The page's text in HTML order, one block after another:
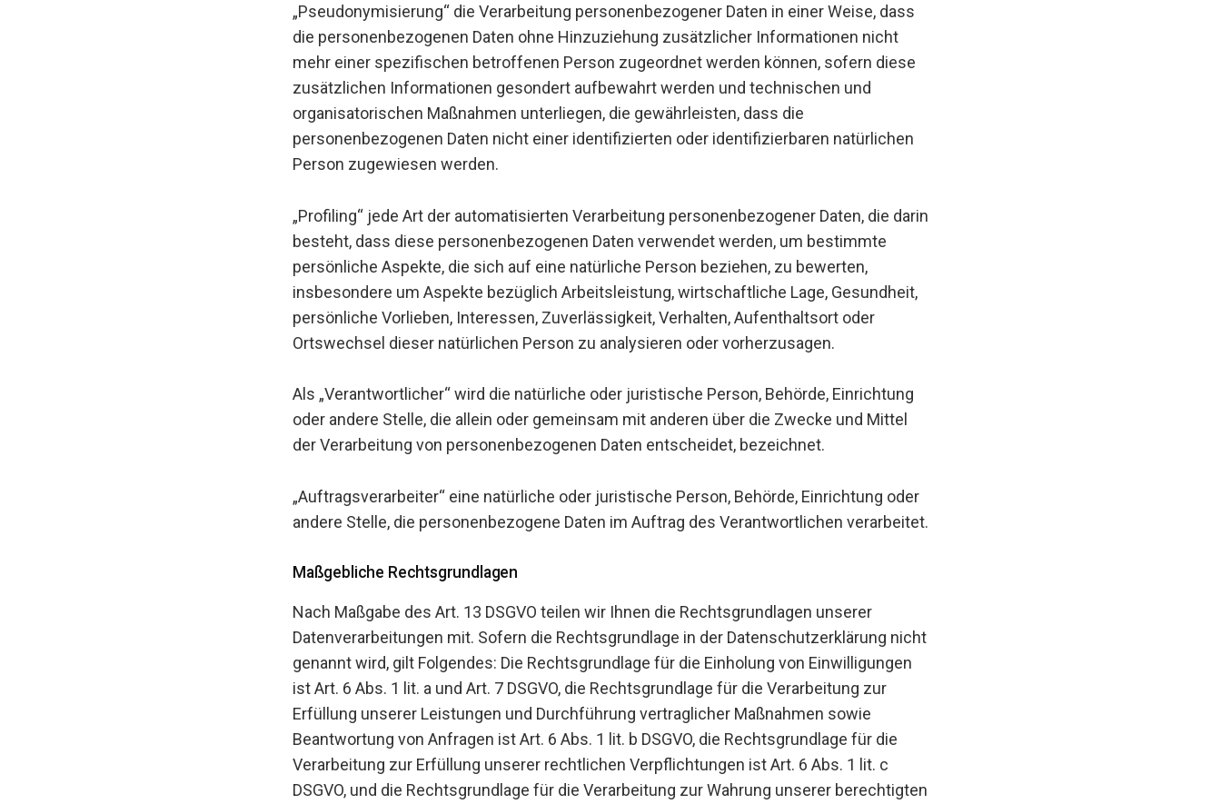
„Pseudonymisierung“ die Verarbeitung personenbezogener Daten in einer Weise, dass
die personenbezogenen Daten ohne Hinzuziehung zusätzlicher Informationen nicht
mehr einer spezifischen betroffenen Person zugeordnet werden können, sofern diese
zusätzlichen Informationen gesondert aufbewahrt werden und technischen und
organisatorischen Maßnahmen unterliegen, die gewährleisten, dass die
personenbezogenen Daten nicht einer identifizierten oder identifizierbaren natürlichen
Person zugewiesen werden.
„Profiling“ jede Art der automatisierten Verarbeitung personenbezogener Daten, die darin
besteht, dass diese personenbezogenen Daten verwendet werden, um bestimmte
persönliche Aspekte, die sich auf eine natürliche Person beziehen, zu bewerten,
insbesondere um Aspekte bezüglich Arbeitsleistung, wirtschaftliche Lage, Gesundheit,
persönliche Vorlieben, Interessen, Zuverlässigkeit, Verhalten, Aufenthaltsort oder
Ortswechsel dieser natürlichen Person zu analysieren oder vorherzusagen.
Als „Verantwortlicher“ wird die natürliche oder juristische Person, Behörde, Einrichtung
oder andere Stelle, die allein oder gemeinsam mit anderen über die Zwecke und Mittel
der Verarbeitung von personenbezogenen Daten entscheidet, bezeichnet.
„Auftragsverarbeiter“ eine natürliche oder juristische Person, Behörde, Einrichtung oder
andere Stelle, die personenbezogene Daten im Auftrag des Verantwortlichen verarbeitet.
Maßgebliche Rechtsgrundlagen
Nach Maßgabe des Art. 13 DSGVO teilen wir Ihnen die Rechtsgrundlagen unserer
Datenverarbeitungen mit. Sofern die Rechtsgrundlage in der Datenschutzerklärung nicht
genannt wird, gilt Folgendes: Die Rechtsgrundlage für die Einholung von Einwilligungen
ist Art. 6 Abs. 1 lit. a und Art. 7 DSGVO, die Rechtsgrundlage für die Verarbeitung zur
Erfüllung unserer Leistungen und Durchführung vertraglicher Maßnahmen sowie
Beantwortung von Anfragen ist Art. 6 Abs. 1 lit. b DSGVO, die Rechtsgrundlage für die
Verarbeitung zur Erfüllung unserer rechtlichen Verpflichtungen ist Art. 6 Abs. 1 lit. c
DSGVO, und die Rechtsgrundlage für die Verarbeitung zur Wahrung unserer berechtigten